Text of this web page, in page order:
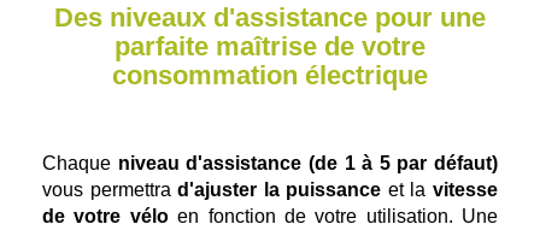
Des niveaux d'assistance pour une
parfaite maîtrise de votre
consommation électrique
Chaque niveau d'assistance (de 1 à 5 par défaut)
vous permettrad'ajuster la puissance et lavitesse
de votre véloen fonction de votre utilisation. Une